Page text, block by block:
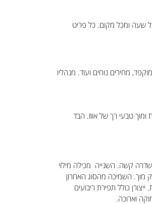
שעה ומכל מקום. כל פריט
מחירים נוחים ועוד. מנהליו
טבעי רך של אווז. הבד
שדרה קשה. השנייה מכילה מילוי
המכילה אך ורק מוך. השמיכה מהסוג האחרון
כולל תפירת ריבועים